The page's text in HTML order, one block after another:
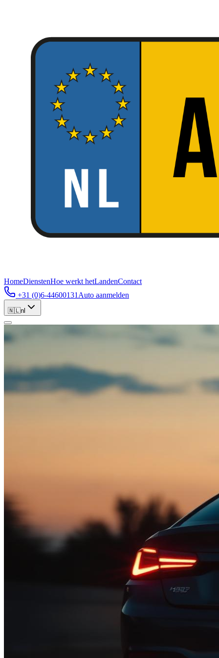
HomeDienstenHoe werkt hetLandenContact
+31 (0)6-44600131 Auto aanmelden
🇳🇱nl